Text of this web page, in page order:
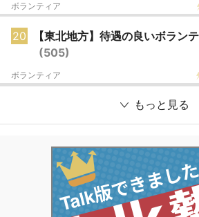
ボランティア
20
【東北地方】待遇の良いボラン
(505)
ボランティア
もっと見る